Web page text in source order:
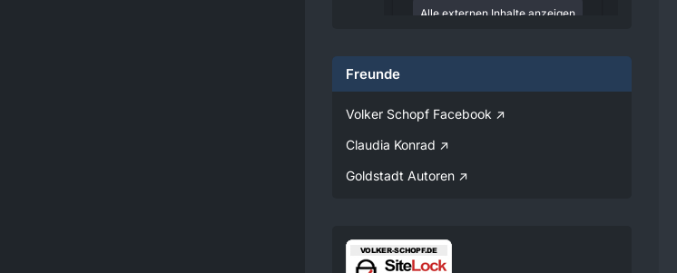
Alle externen Inhalte anzeigen
externen Inhalte erklären Sie sich
personenbezogene Daten an
Drittplattformen übermittelt
werden. Mehr Informationen
dazu haben wir in unserer
Datenschutzerklärung zur
Verfügung gestellt.
Volker
Jetzt Online!
Freunde
Volker Schopf Facebook
Claudia Konrad
Goldstadt Autoren